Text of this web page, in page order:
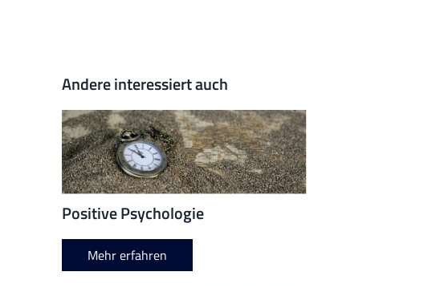
Andere interessiert auch
Positive Psychologie
Mehr erfahren